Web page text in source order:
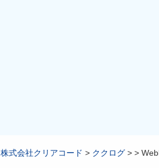
株式会社クリアコード > ククログ > >